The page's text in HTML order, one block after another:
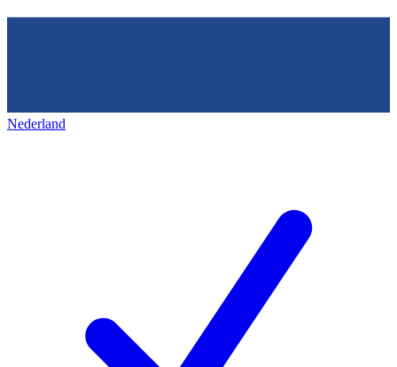
Nederland